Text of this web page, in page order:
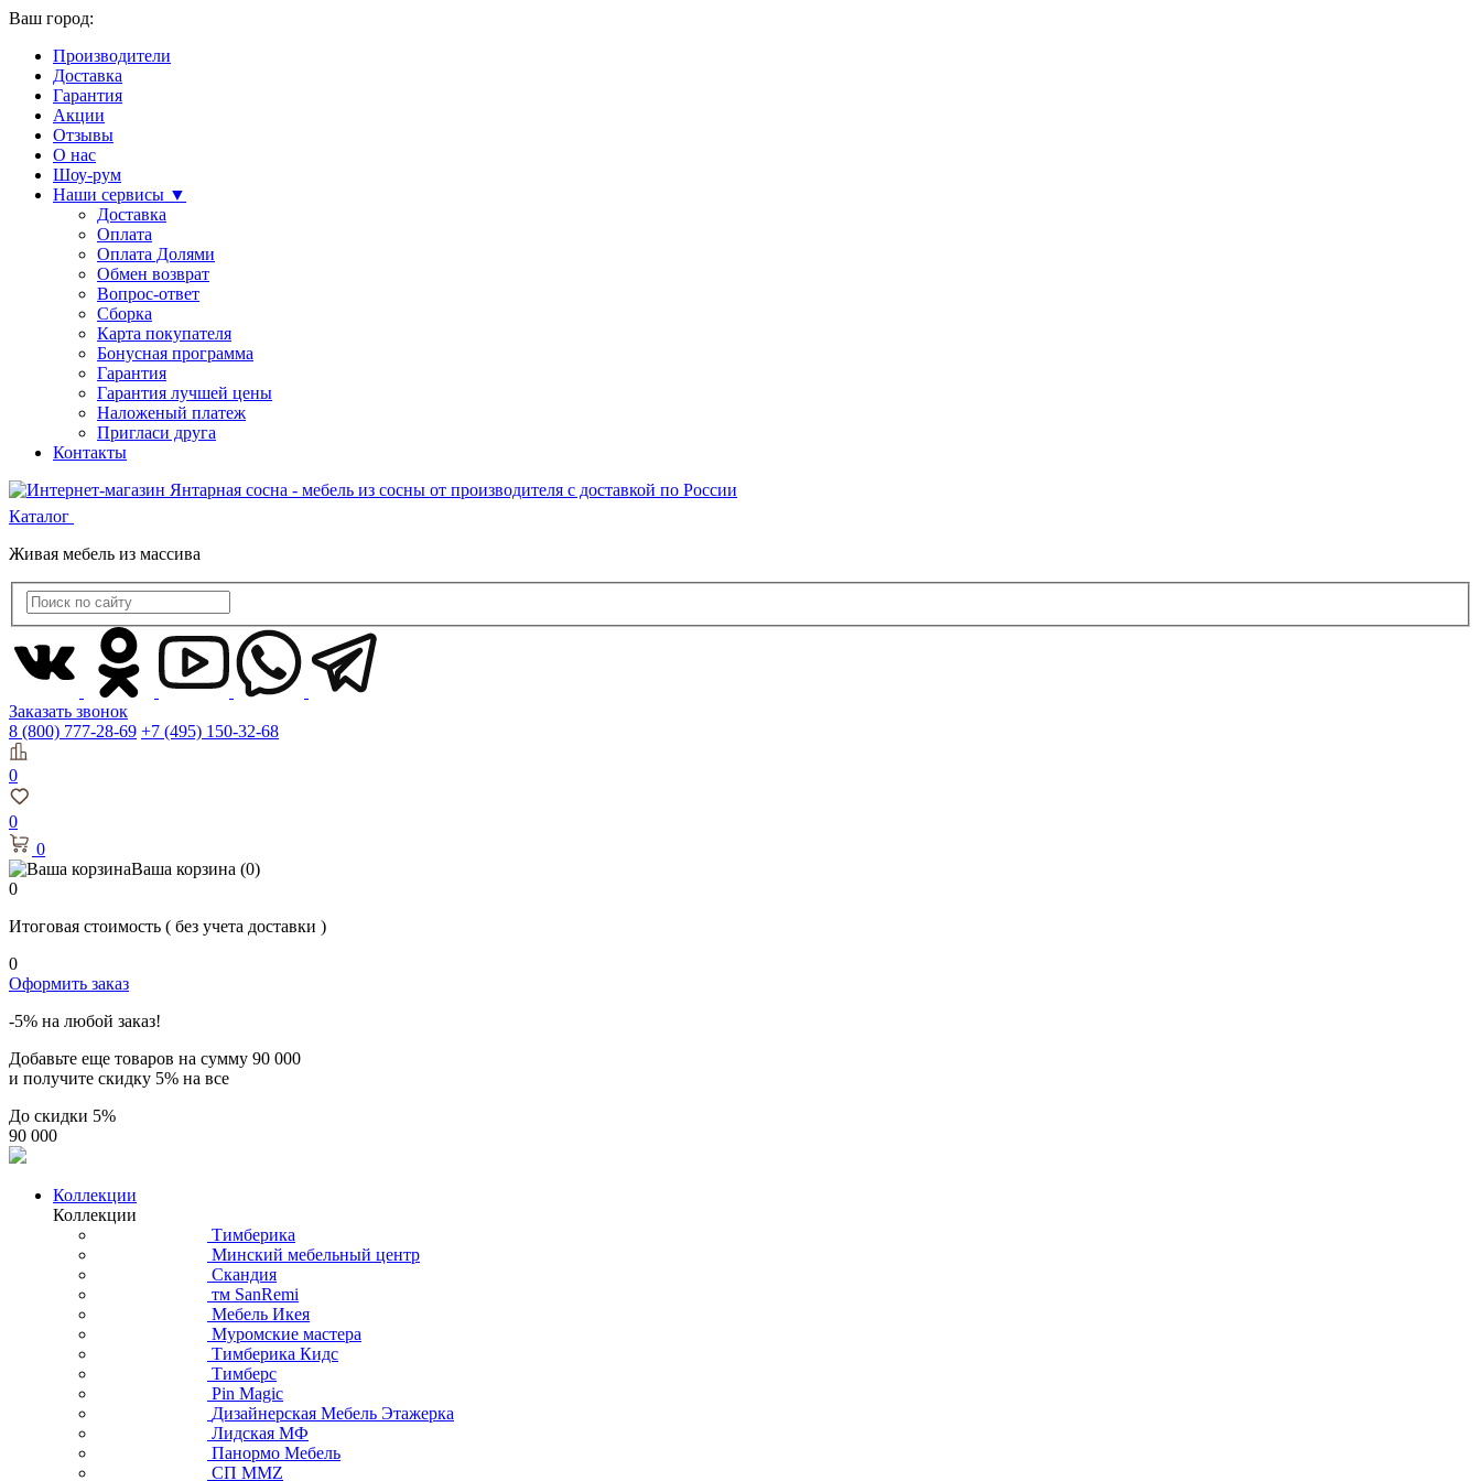
Ваш город:
Производители
Доставка
Гарантия
Акции
Отзывы
О нас
Шоу-рум
Наши сервисы ▼
Доставка
Оплата
Оплата Долями
Обмен возврат
Вопрос-ответ
Сборка
Карта покупателя
Бонусная программа
Гарантия
Гарантия лучшей цены
Наложеный платеж
Пригласи друга
Контакты
Каталог
Живая мебель из массива
Заказать звонок
8 (800) 777-28-69 +7 (495) 150-32-68
0
0
0
Ваша корзина (0)
0
Итоговая стоимость ( без учета доставки )
0
Оформить заказ
-5% на любой заказ!
Добавьте еще товаров на сумму 90 000
и получите скидку 5% на все
До скидки 5%
90 000
Коллекции
Коллекции
Тимберика
Минский мебельный центр
Скандия
тм SanRemi
Мебель Икея
Муромские мастера
Тимберика Кидс
Тимберс
Pin Magic
Дизайнерская Мебель Этажерка
Лидская МФ
Панормо Мебель
СП ММZ